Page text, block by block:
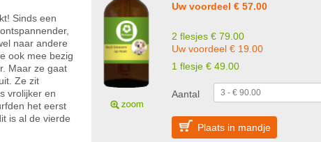
Sinds een
naar andere
ook mee bezig
Maar ze gaat
Ze zit
vrolijker en
het eerst
is al de vierde
Uw voordeel € 57.00
2 flesjes € 79.00
Uw voordeel € 19.00
1 flesje € 49.00
Aantal
Plaats in mandje